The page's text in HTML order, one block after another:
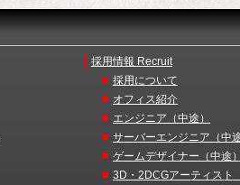
採用情報 Recruit
■ 採用について
■ オフィス紹介
■ エンジニア（中途）
■ サーバーエンジニア（中
■ ゲームデザイナー（中途
■ 3D・2DCGアーティスト